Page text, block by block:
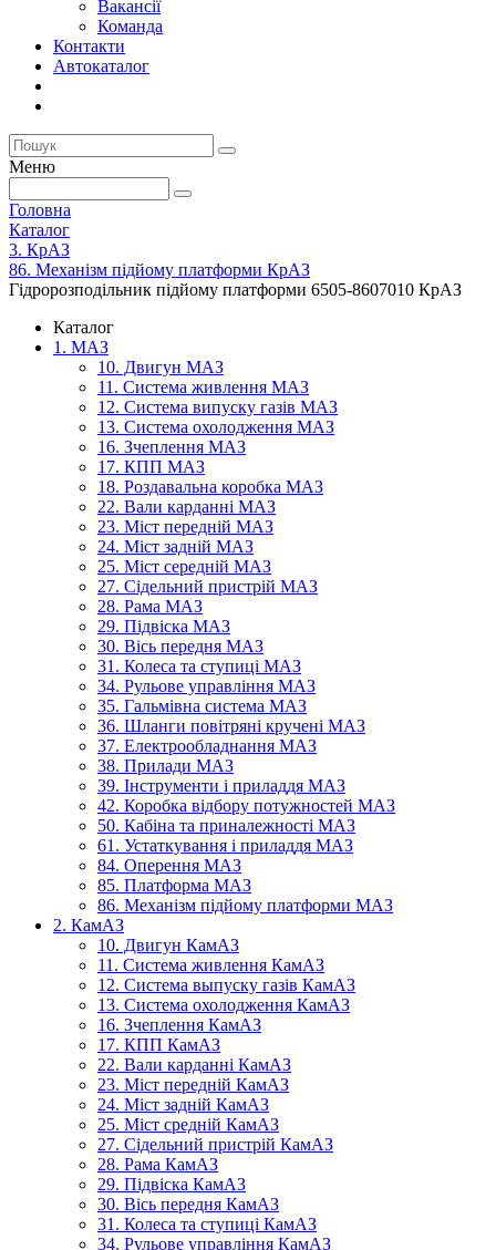
Вакансії
Команда
Контакти
Автокаталог
Меню
Головна
Каталог
3. КрАЗ
86. Механізм підйому платформи КрАЗ
Гідророзподільник підйому платформи 6505-8607010 КрАЗ
Каталог
1. МАЗ
10. Двигун МАЗ
11. Система живлення МАЗ
12. Система випуску газів МАЗ
13. Система охолодження МАЗ
16. Зчеплення МАЗ
17. КПП МАЗ
18. Роздавальна коробка МАЗ
22. Вали карданні МАЗ
23. Міст передній МАЗ
24. Міст задній МАЗ
25. Міст середній МАЗ
27. Сідельний пристрій МАЗ
28. Рама МАЗ
29. Підвіска МАЗ
30. Вісь передня МАЗ
31. Колеса та ступиці МАЗ
34. Рульове управління МАЗ
35. Гальмівна система МАЗ
36. Шланги повітряні кручені МАЗ
37. Електрообладнання МАЗ
38. Прилади МАЗ
39. Інструменти і приладдя МАЗ
42. Коробка відбору потужностей МАЗ
50. Кабіна та приналежності МАЗ
61. Устаткування і приладдя МАЗ
84. Оперення МАЗ
85. Платформа МАЗ
86. Механізм підйому платформи МАЗ
2. КамАЗ
10. Двигун КамАЗ
11. Система живлення КамАЗ
12. Система выпуску газів КамАЗ
13. Система охолодження КамАЗ
16. Зчеплення КамАЗ
17. КПП КамАЗ
22. Вали карданні КамАЗ
23. Міст передній КамАЗ
24. Міст задній КамАЗ
25. Міст средній КамАЗ
27. Сідельний пристрій КамАЗ
28. Рама КамАЗ
29. Підвіска КамАЗ
30. Вісь передня КамАЗ
31. Колеса та ступиці КамАЗ
34. Рульове управління КамАЗ